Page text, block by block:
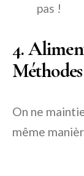
pas !
4.
Méthodes
On ne
même